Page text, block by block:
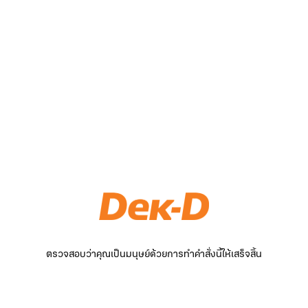
ตรวจสอบว่าคุณเป็นมนุษย์ด้วยการทำคำสั่งนี้ให้เสร็จสิ้น